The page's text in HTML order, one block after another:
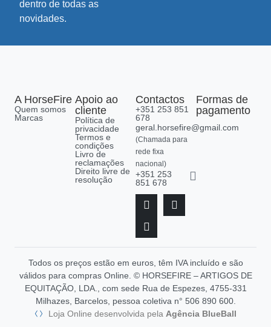
dentro de todas as
novidades.
A HorseFire
Quem somos
Marcas
Apoio ao
cliente
Política de
privacidade
Termos e
condições
Livro de
reclamações
Direito livre de
resolução
Contactos
+351 253 851
678
geral.horsefire@gmail.com
(Chamada para
rede fixa
nacional)
+351 253
851 678
Formas de
pagamento
Todos os preços estão em euros, têm IVA incluído e são
válidos para compras Online. © HORSEFIRE – ARTIGOS DE
EQUITAÇÃO, LDA., com sede Rua de Espezes, 4755-331
Milhazes, Barcelos, pessoa coletiva n° 506 890 600.
Loja Online desenvolvida pela Agência BlueBall